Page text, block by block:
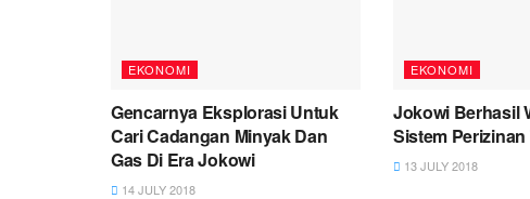
EKONOMI
Gencarnya Eksplorasi Untuk
Cari Cadangan Minyak Dan
Gas Di Era Jokowi
14 JULY 2018
EKONOMI
Jokowi Berhasil
Sistem
13 JULY 2018